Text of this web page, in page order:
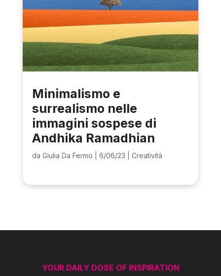
Minimalismo e
surrealismo nelle
immagini sospese di
Andhika Ramadhian
da Giulia Da Fermo 6/06/23 Creatività
YOUR DAILY DOSE OF INSPIRATION